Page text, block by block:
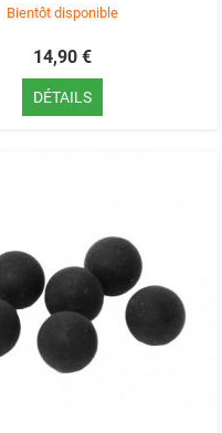
Bientôt disponible
14,90 €
DÉTAILS